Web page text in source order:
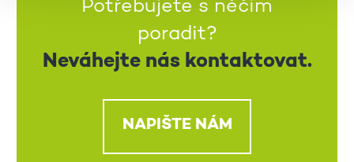
Potřebujete s něčím
poradit?
Neváhejte nás kontaktovat.
NAPIŠTE NÁM